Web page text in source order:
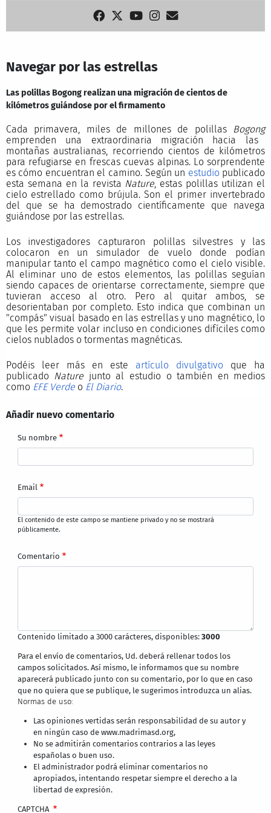
Navegar por las estrellas
Las polillas Bogong realizan una migración de cientos de
kilómetros guiándose por el firmamento
Cada primavera, miles de millones de polillas Bogong
emprenden una extraordinaria migración hacia las
montañas australianas, recorriendo cientos de kilómetros
para refugiarse en frescas cuevas alpinas. Lo sorprendente
es cómo encuentran el camino. Según un estudio publicado
esta semana en la revista Nature , estas polillas utilizan el
cielo estrellado como brújula. Son el primer invertebrado
del que se ha demostrado científicamente que navega
guiándose por las estrellas.
Los investigadores capturaron polillas silvestres y las
colocaron en un simulador de vuelo donde podían
manipular tanto el campo magnético como el cielo visible.
Al eliminar uno de estos elementos, las polillas seguían
siendo capaces de orientarse correctamente, siempre que
tuvieran acceso al otro. Pero al quitar ambos, se
desorientaban por completo. Esto indica que combinan un
"compás" visual basado en las estrellas y uno magnético, lo
que les permite volar incluso en condiciones difíciles como
cielos nublados o tormentas magnéticas.
Podéis leer más en este artículo divulgativo que ha
publicado Nature junto al estudio o también en medios
como EFE Verdeo El Diario.
Añadir nuevo comentario
Su nombre
Email
El contenido de este campo se mantiene privado y no se mostrará
públicamente.
Comentario
Contenido limitado a 3000 carácteres, disponibles:3000
Para el envío de comentarios, Ud. deberá rellenar todos los
campos solicitados. Así mismo, le informamos que su nombre
aparecerá publicado junto con su comentario, por lo que en caso
que no quiera que se publique, le sugerimos introduzca un alias.
Normas de uso:
Las opiniones vertidas serán responsabilidad de su autor y
en ningún caso de www.madrimasd.org,
No se admitirán comentarios contrarios a las leyes
españolas o buen uso.
El administrador podrá eliminar comentarios no
apropiados, intentando respetar siempre el derecho a la
libertad de expresión.
CAPTCHA